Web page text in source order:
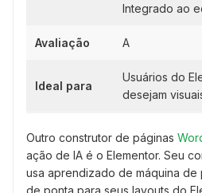
Integrado ao
Avaliação A
Ideal para
Usuários do
desejam
Outro construtor de páginas
ação de IA é o Elementor. Seu
usa aprendizado de máquina de
de ponta para seus layouts do